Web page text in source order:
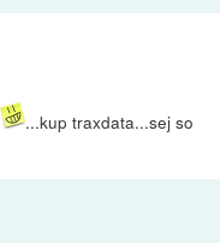
...kup traxdata...sej so